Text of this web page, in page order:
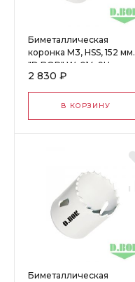
Биметаллическая
коронка М3, HSS, 152 мм.
"D.BOR" W-014-9H-
4015205D
2 830 ₽
В КОРЗИНУ
Биметаллическая